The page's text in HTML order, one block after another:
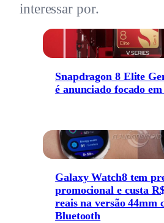
interessar por.
Snapdragon 8 Elite
é anunciado focado
Galaxy Watch8 tem
promocional e custa
reais na versão 44mm
Bluetooth